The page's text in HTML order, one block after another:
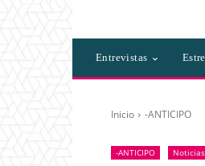
Entrevistas
Inicio -ANTICIPO
-ANTICIPO Noticias